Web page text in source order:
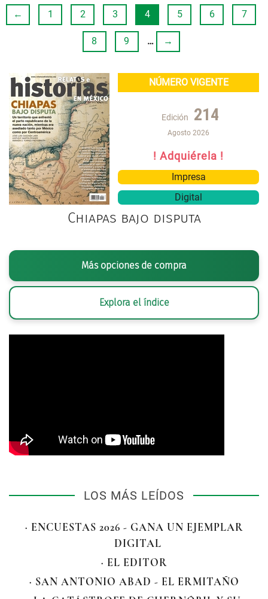
← 1 2 3 4 5 6 7
8 9 … →
NÚMERO VIGENTE
Edición 214
Agosto 2026
! Adquiérela !
Impresa
Digital
Chiapas bajo disputa
Más opciones de compra
Explora el índice
LOS MÁS LEÍDOS
· ENCUESTAS 2026 - GANA UN EJEMPLAR
DIGITAL
· EL EDITOR
· SAN ANTONIO ABAD - EL ERMITAÑO